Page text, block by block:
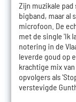
Zijn muzikale
bigband, maar al
microfoon. De
met de single 'Ik
notering in de
leverde goud op
krachtige mix
opvolgers als
verstevigde